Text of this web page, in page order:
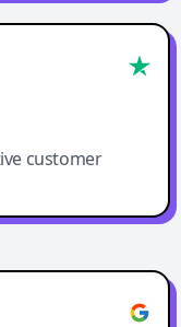
customer